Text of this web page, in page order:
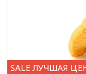
SALE ЛУЧШАЯ